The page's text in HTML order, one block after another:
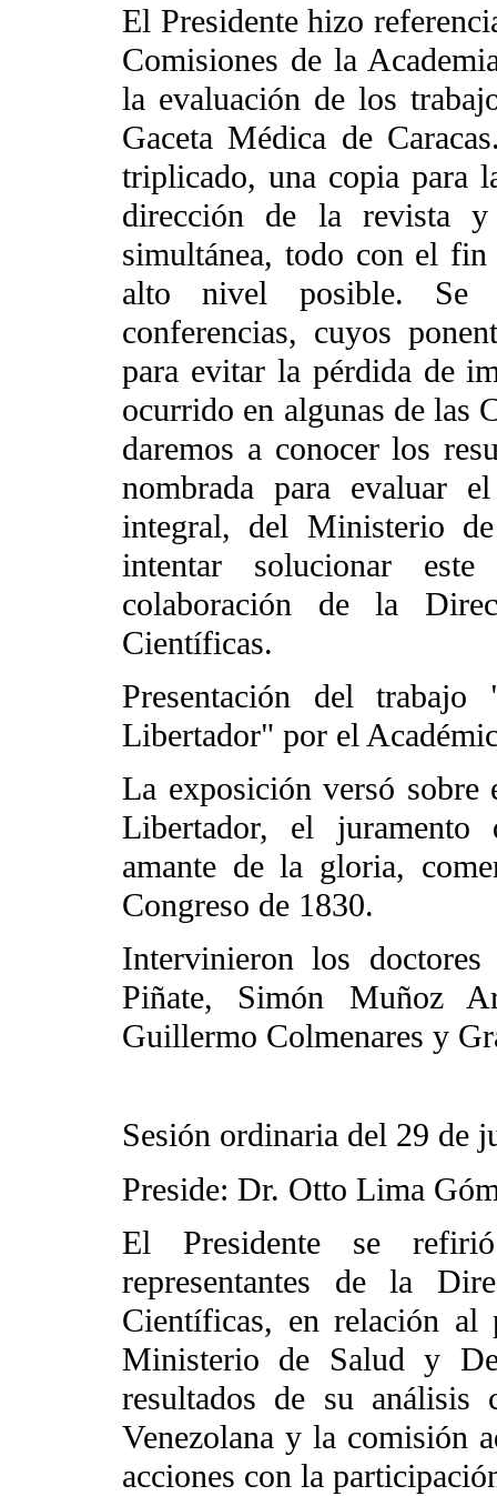
El Presidente hizo
Comisiones de la
la evaluación de los
Gaceta Médica de
triplicado, una copia para
dirección de la revista
simultánea, todo con el
alto nivel posible. Se
conferencias, cuyos
para evitar la pérdida de
ocurrido en algunas de las
daremos a conocer los
nombrada para evaluar
integral, del Ministerio
intentar solucionar
colaboración de la
Científicas.
Presentación del trabajo
Libertador" por el
La exposición versó
Libertador, el
amante de la gloria,
Congreso de 1830.
Intervinieron los
Piñate, Simón Muñoz
Guillermo Colmenares y
Sesión ordinaria del 29 de
Preside: Dr. Otto Lima
El Presidente se
representantes de la
Científicas, en relación al
Ministerio de Salud y
resultados de su
Venezolana y la comisión
acciones con la